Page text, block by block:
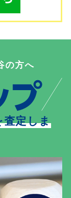
の方へ
査定しま